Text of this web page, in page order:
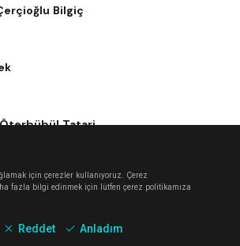
Bilgiç
Tatari
için çerezler kullanıyoruz. Çerez
fazla bilgi edinmek için lütfen çerez politikamıza
Reddet Anladım